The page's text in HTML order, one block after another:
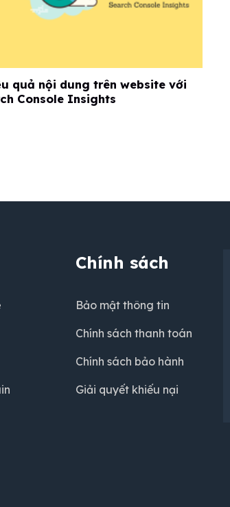
quả nội dung trên website với
Console Insights
Chính sách
Bảo mật thông tin
Chính sách thanh toán
Chính sách bảo hành
Giải quyết khiếu nại